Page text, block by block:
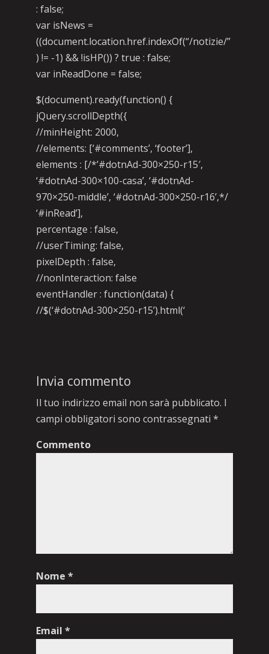
: false;
var isNews =
((document.location.href.indexOf(“/notizie/”
) != -1) && !isHP()) ? true : false;
var inReadDone = false;
$(document).ready(function() {
jQuery.scrollDepth({
//minHeight: 2000,
//elements: [‘#comments’, ‘footer’],
elements : [/*’#dotnAd-300×250-r15′,
‘#dotnAd-300×100-casa’, ‘#dotnAd-
970×250-middle’, ‘#dotnAd-300×250-r16’,*/
‘#inRead’],
percentage : false,
//userTiming: false,
pixelDepth : false,
//nonInteraction: false
eventHandler : function(data) {
//$(‘#dotnAd-300×250-r15’).html(‘
Invia commento
Il tuo indirizzo email non sarà pubblicato. I
campi obbligatori sono contrassegnati *
Commento
Nome *
Email *